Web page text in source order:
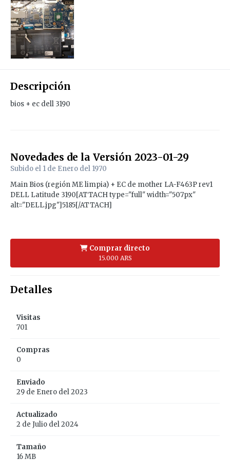
Descripción
bios + ec dell 3190
Novedades de la Versión 2023-01-29
Subido el 1 de Enero del 1970
Main Bios (región ME limpia) + EC de mother LA-F463P rev1
DELL Latitude 3190[ATTACH type="full" width="507px"
alt="DELL.jpg"]5185[/ATTACH]
Comprar directo
15.000 ARS
Detalles
Visitas
701
Compras
0
Enviado
29 de Enero del 2023
Actualizado
2 de Julio del 2024
Tamaño
16 MB